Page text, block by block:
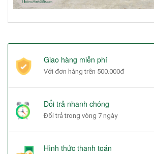
Giao hàng miễn phí
Với đơn hàng trên 500.000đ
Đổi trả nhanh chóng
Đổi trả trong vòng 7 ngày
Hình thức thanh toán